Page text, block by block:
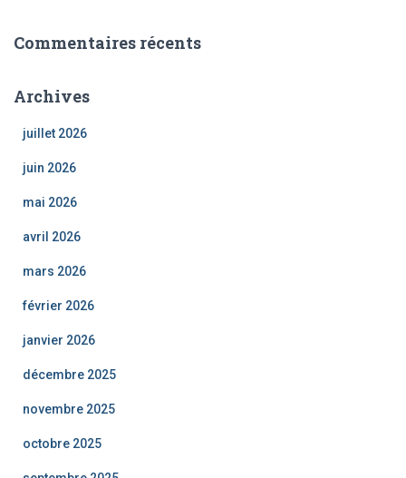
Commentaires récents
Archives
juillet 2026
juin 2026
mai 2026
avril 2026
mars 2026
février 2026
janvier 2026
décembre 2025
novembre 2025
octobre 2025